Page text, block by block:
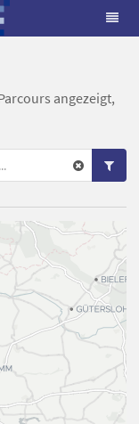
angezeigt,